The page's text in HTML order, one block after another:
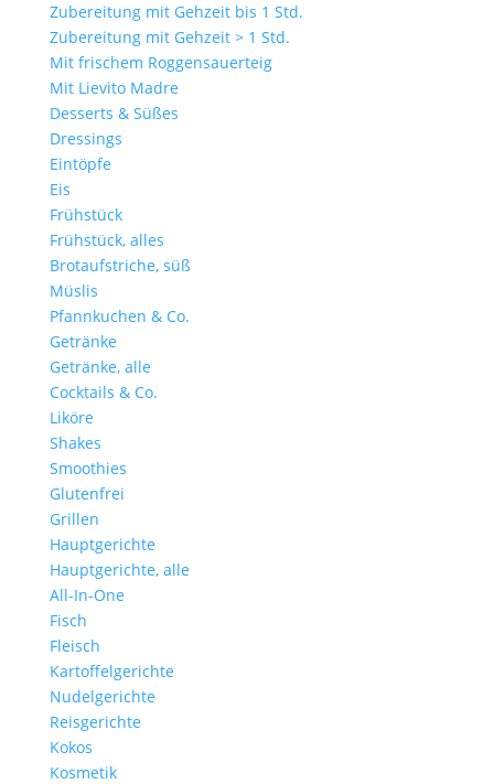
Zubereitung mit Gehzeit bis 1 Std.
Zubereitung mit Gehzeit > 1 Std.
Mit frischem Roggensauerteig
Mit Lievito Madre
Desserts & Süßes
Dressings
Eintöpfe
Eis
Frühstück
Frühstück, alles
Brotaufstriche, süß
Müslis
Pfannkuchen & Co.
Getränke
Getränke, alle
Cocktails & Co.
Liköre
Shakes
Smoothies
Glutenfrei
Grillen
Hauptgerichte
Hauptgerichte, alle
All-In-One
Fisch
Fleisch
Kartoffelgerichte
Nudelgerichte
Reisgerichte
Kokos
Kosmetik